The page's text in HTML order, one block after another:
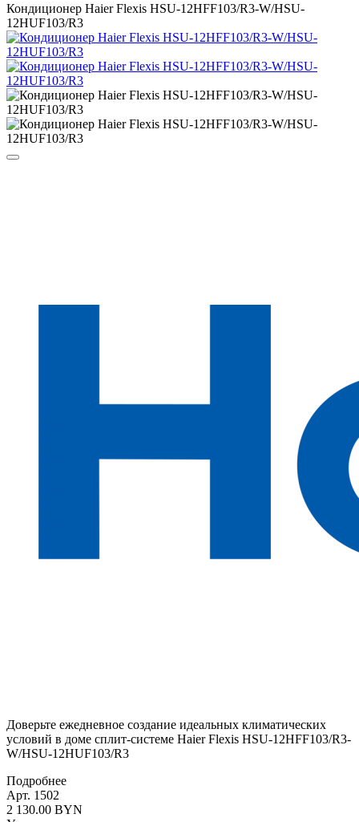
Кондиционер Haier Flexis HSU-12HFF103/R3-W/HSU-
12HUF103/R3
Доверьте ежедневное создание идеальных климатических
условий в доме сплит-системе Haier Flexis HSU-12HFF103/R3-
W/HSU-12HUF103/R3
Подробнее
Арт. 1502
2 130.00 BYN